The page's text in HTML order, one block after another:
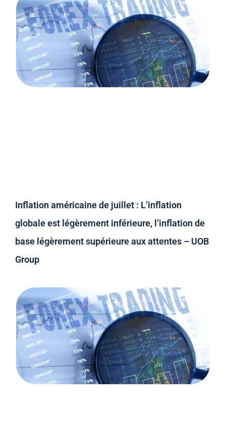
Inflation américaine de juillet : L’inflation
globale est légèrement inférieure, l’inflation de
base légèrement supérieure aux attentes – UOB
Group